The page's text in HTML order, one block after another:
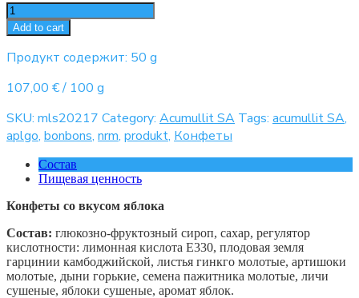
NRM
Acumullit
SA
quantity
Add to cart
Продукт содержит: 50 g
107,00 €/ 100 g
SKU: mls20217 Category: Acumullit SA Tags: acumullit SA,
aplgo, bonbons, nrm, produkt, Конфеты
Состав
Пищевая ценность
Конфеты со вкусом яблока
Состав: глюкозно-фруктозный сироп, сахар, регулятор
кислотности: лимонная кислота E330, плодовая земля
гарцинии камбоджийской, листья гинкго молотые, артишоки
молотые, дыни горькие, семена пажитника молотые, личи
сушеные, яблоки сушеные, аромат яблок.